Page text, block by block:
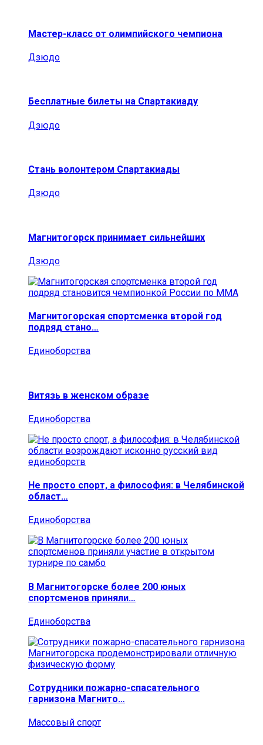
Мастер-класс от олимпийского чемпиона
Дзюдо
Бесплатные билеты на Спартакиаду
Дзюдо
Стань волонтером Спартакиады
Дзюдо
Магнитогорск принимает сильнейших
Дзюдо
Магнитогорская спортсменка второй год
подряд стано…
Единоборства
Витязь в женском образе
Единоборства
Не просто спорт, а философия: в Челябинской
област…
Единоборства
В Магнитогорске более 200 юных
спортсменов приняли…
Единоборства
Сотрудники пожарно-спасательного
гарнизона Магнито…
Массовый спорт